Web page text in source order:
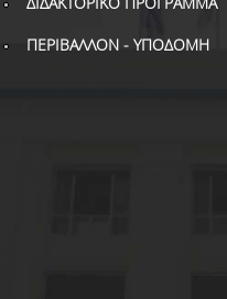
ΠΕΡΙΒΑΛΛΟΝ - ΥΠΟΔΟΜΗ